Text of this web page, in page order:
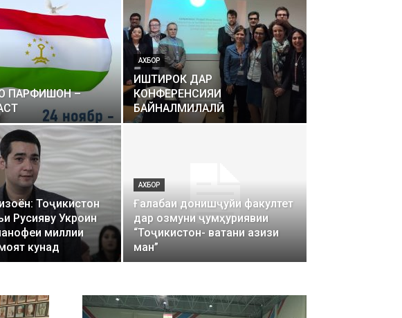
ПАРФИШОН –
АХБОР
ИШТИРОК ДАР
КОНФЕРЕНСИЯИ
БАЙНАЛМИЛАЛӢ
Тоҷикистон
Русияву Укроин
миллии
кунад
АХБОР
Ғалабаи донишҷуйи факултет
дар озмуни ҷумҳуриявии
“Тоҷикистон- ватани азизи
ман”